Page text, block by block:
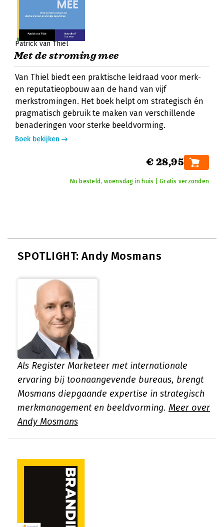
Patrick van Thiel
Met de stroming mee
Van Thiel biedt een praktische leidraad voor merk-
en reputatieopbouw aan de hand van vijf
merkstromingen. Het boek helpt om strategisch én
pragmatisch gebruik te maken van verschillende
benaderingen voor sterke beeldvorming.
Boek bekijken
€ 28,95
Nu besteld, woensdag in huis | Gratis verzonden
SPOTLIGHT: Andy Mosmans
Als Register Marketeer met internationale
ervaring bij toonaangevende bureaus, brengt
Mosmans diepgaande expertise in strategisch
merkmanagement en beeldvorming. Meer over
Andy Mosmans